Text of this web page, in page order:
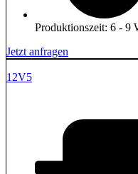
Produktionszeit: 6 - 9
Jetzt anfragen
12V5